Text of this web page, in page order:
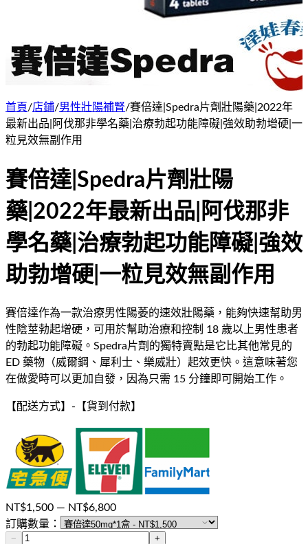
首頁/店鋪/男性壯陽補腎/賽倍達|Spedra片劑壯陽藥|2022年
最新出品|阿伐那非學名藥|治療勃起功能障礙|強效助勃增硬|一
粒見效無副作用
賽倍達|Spedra片劑壯陽
藥|2022年最新出品|阿伐那非
學名藥|治療勃起功能障礙|強效
助勃增硬|一粒見效無副作用
賽倍達作為一款治療男性陽萎的速效壯陽藥，能夠快速幫助男
性陰莖勃起增硬，可用於幫助治療和控制 18 歲以上男性患者
的勃起功能障礙。Spedra片劑的獨特賣點是它比其他常見的
ED 藥物（威爾鋼、犀利士、樂威壯）起效更快。這意味著您
在做愛時可以更加自發，因為只需 15 分鐘即可開始工作。
【配送方式】 - 【貨到付款】
NT$1,500 — NT$6,800
訂購數量：
−
+